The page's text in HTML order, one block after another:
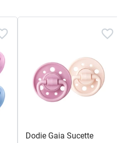
Dodie Gaia Sucette